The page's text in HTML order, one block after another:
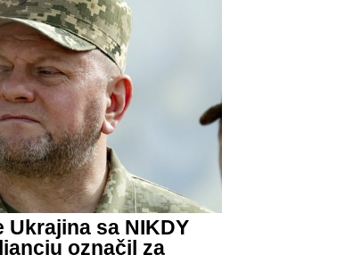
Ukrajina sa NIKDY
označil za